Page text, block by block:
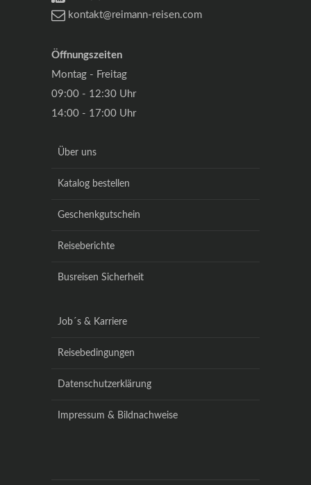
kontakt@reimann-reisen.com
Öffnungszeiten
Montag - Freitag
09:00 - 12:30 Uhr
14:00 - 17:00 Uhr
Über uns
Katalog bestellen
Geschenkgutschein
Reiseberichte
Busreisen Sicherheit
Job´s & Karriere
Reisebedingungen
Datenschutzerklärung
Impressum & Bildnachweise